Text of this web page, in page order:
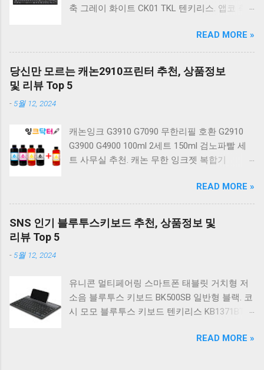
축 그레이 화이트 CK01 TKL 텐키리스. 앱코 축
랙 K560 일반형. 앱코 K517 레트로 기계식 게이
밍 유선키보드 갈축 일반형 레트로 베이지. 체리
키보드 G803000S TKL RGB 게이밍 텐키리스 기
계식 키보드 4종 축 선택 저소음적축 블랙. 체리
베이지 K517 Retro. COX CK01 교체축 사이드
RGB 게이밍 기계식 키보드 네이비 CK01NV적축
일반형. 체리키보드 XTRFY MX BOARD 3.1 RGB
COX 기계식 게이밍 키보드 갈축 그레이 화이트
CK01 TKL 텐키리스 기계식키보드 구매를 고려
하실 때, 추가 할인 혜택을 놓치지 마세요. 다양
정이 많이 어려우시죠? 특히 기계식키보드 같은
상품을 고를 때는 더 고민이 많을 수 밖에 없습
니다. 다양한 상품들을 상세스펙 과 가격 을 꼼
READ MORE »
당신만 모르는 캐논2910프린터 추천, 상품정보
및 리뷰 Top 5
- 5월 12, 2024
캐논잉크 G3910 G7090 무한리필 호환 G2910
G3900 G4900 100ml 2세트 150ml 검노파빨 세
트 사무실 추천. 캐논 무한 잉크젯 복합기
논 PIXMA G2910 잉크포함 정품 무한복합기 컬
러 잉크젯복합기 가정용프린터 상세정보참조.
캐논 G시리즈 프린터 정품 헤드 카트리지
G1900 G2900 G3900 G4900 G2910 G3910
G4902 G4910 G4911 리필 잉크 1개 GI990
500ml 4색세트. 캐논 빌트인 정품무한 복합기
G2910 정품잉크 포함충전잉크4색 추가증정. 캐
잉크 4색세트 G3910 G3900 G2900 G4900
READ MORE »
SNS 인기 블루투스키보드 추천, 상품정보 및
리뷰 Top 5
- 5월 12, 2024
유니콘 멀티페어링 스마트폰 태블릿 거치형 저
소음 블루투스 키보드 BK500SB 일반형 블랙. 코
시 모모 블루투스 키보드 텐키리스 KB1371BT
K380S. 로지텍 무선키보드 텐키리스 스모키 블
READ MORE »